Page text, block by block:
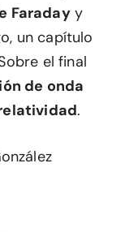
Faradayy
un capítulo
el final
de onda
.